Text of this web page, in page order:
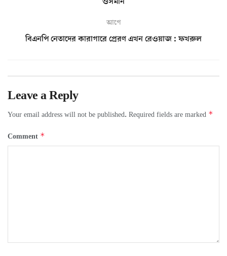
আগে
বিএনপি নেতাদের কারাগারে প্রেরণ এখন রেওয়াজ : ফখরুল
Leave a Reply
Your email address will not be published. Required fields are marked *
Comment *